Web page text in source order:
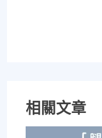
相關文章